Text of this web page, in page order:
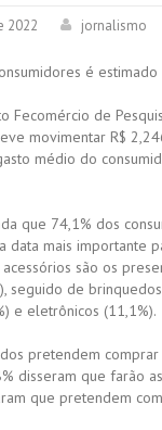
2022 jornalismo
é estimado
Fecomércio de
movimentar R$
médio do
que 74,1% dos
data mais importante
são os
seguido de brinquedos
e eletrônicos (11,1%).
pretendem
disseram que farão
que pretendem